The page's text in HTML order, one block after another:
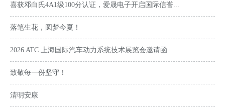
喜获邓白氏4A1级100分认证，爱晟电子开启国际信誉...
落笔生花，圆梦今夏！
2026 ATC 上海国际汽车动力系统技术展览会邀请函
致敬每一份坚守！
清明安康